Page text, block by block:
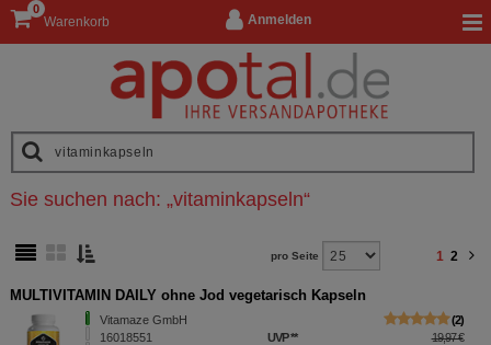
Anmelden
Warenkorb
0
Sie suchen nach: „vitaminkapseln“
pro Seite 1 2
MULTIVITAMIN DAILY ohne Jod vegetarisch Kapseln
Vitamaze GmbH
16018551
2
UVP** 19,97 €